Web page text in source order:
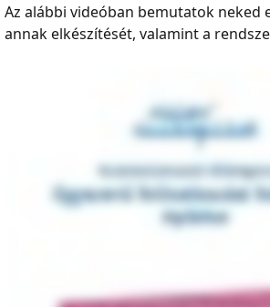
Az alábbi videóban bemutatok neked
annak elkészítését, valamint a